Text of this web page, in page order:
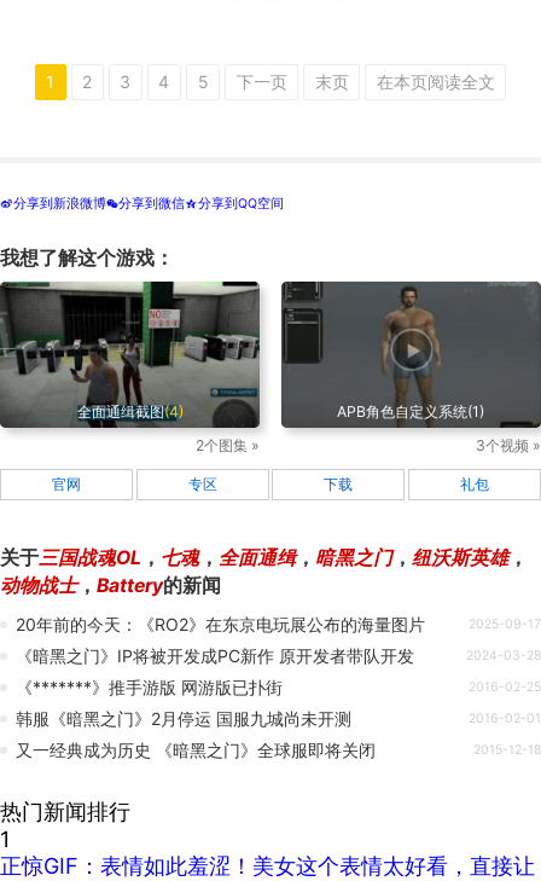
1 2 3 4 5 下一页 末页 在本页阅读全文
t分享到新浪微博w分享到微信z分享到QQ空间
我想了解这个游戏：
全面通缉截图(4)
2个图集 »
APB角色自定义系统(1)
3个视频 »
官网 专区 下载 礼包
关于三国战魂OL ， 七魂， 全面通缉， 暗黑之门， 纽沃斯英雄，
动物战士， Battery的新闻
20年前的今天：《RO2》在东京电玩展公布的海量图片 2025-09-17
《暗黑之门》IP将被开发成PC新作 原开发者带队开发 2024-03-28
《*******》推手游版 网游版已扑街 2016-02-25
韩服《暗黑之门》2月停运 国服九城尚未开测 2016-02-01
又一经典成为历史 《暗黑之门》全球服即将关闭 2015-12-18
热门新闻排行
1
正惊GIF：表情如此羞涩！美女这个表情太好看，直接让